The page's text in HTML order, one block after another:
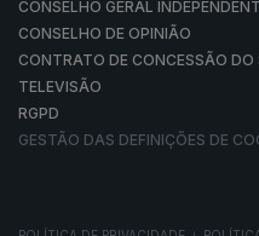
CONSELHO GERAL
CONSELHO DE OPINIÃO
CONTRATO DE CONCESSÃO DO
TELEVISÃO
RGPD
GESTÃO DAS DEFINIÇÕES DE